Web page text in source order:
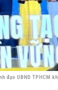
đạo UBND TPHCM